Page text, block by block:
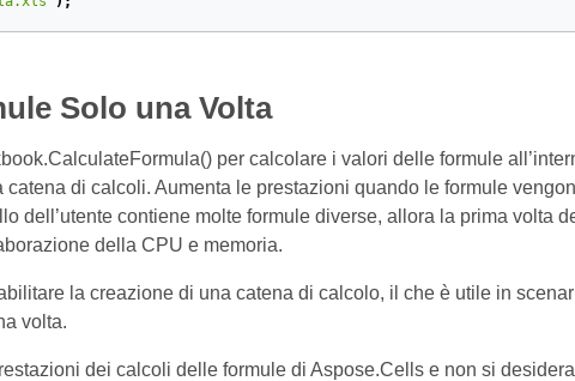
Solo una Volta
per calcolare i valori delle formule
catena di calcoli. Aumenta le prestazioni quando le formule
dell’utente contiene molte formule diverse, allora la prima volta
della CPU e memoria.
la creazione di una catena di calcolo, il che è utile in
volta.
dei calcoli delle formule di Aspose.Cells e non si